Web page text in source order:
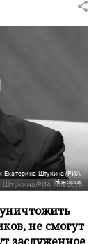
Екатерина Штукина/РИА
Новости
не смогут